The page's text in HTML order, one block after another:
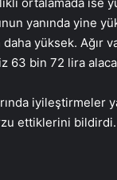
yanında yine
yüksek. Ağır
bin 72 lira
iyileştirmeler
ettiklerini bildirdi.